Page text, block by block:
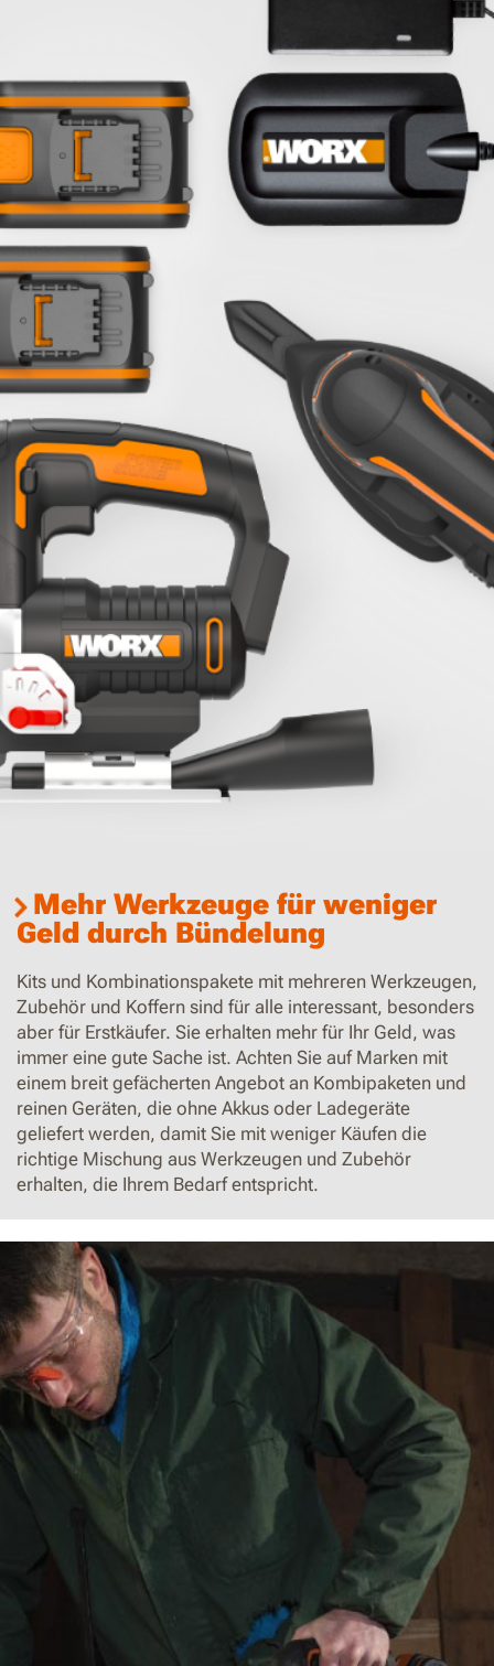
Mehr Werkzeuge für weniger
Geld durch Bündelung
Kits und Kombinationspakete mit mehreren Werkzeugen,
Zubehör und Koffern sind für alle interessant, besonders
aber für Erstkäufer. Sie erhalten mehr für Ihr Geld, was
immer eine gute Sache ist. Achten Sie auf Marken mit
einem breit gefächerten Angebot an Kombipaketen und
reinen Geräten, die ohne Akkus oder Ladegeräte
geliefert werden, damit Sie mit weniger Käufen die
richtige Mischung aus Werkzeugen und Zubehör
erhalten, die Ihrem Bedarf entspricht.